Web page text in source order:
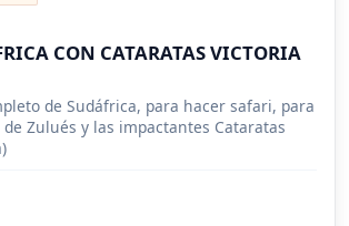
CON CATARATAS VICTORIA
de Sudáfrica, para hacer safari, para
Zulués y las impactantes Cataratas